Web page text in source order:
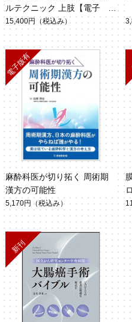
ルテクニック 上肢【電子
版】
15,400円 （税込み）
麻酔科医が切り拓く 周術期
漢方の可能性
5,170円 （税込み）